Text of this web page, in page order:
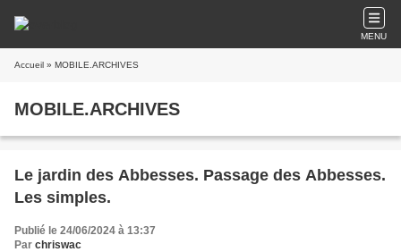
MENU
Accueil » MOBILE.ARCHIVES
MOBILE.ARCHIVES
Le jardin des Abbesses. Passage des Abbesses.
Les simples.
Publié le 24/06/2024 à 13:37
Par chriswac